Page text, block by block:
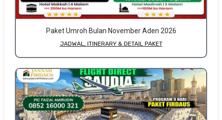
Paket Umroh Bulan November Aden 2026
JADWAL, ITINERARY & DETAIL PAKET